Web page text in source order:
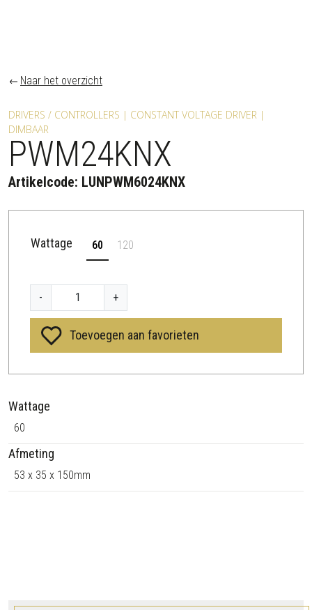
Naar het overzicht
DRIVERS / CONTROLLERS | CONSTANT VOLTAGE DRIVER |
DIMBAAR
PWM24KNX
Artikelcode: LUNPWM6024KNX
Wattage 60 120
-
W
K
X
a
n
t
a
+
Toevoegen aan favorieten
Wattage
60
Afmeting
53 x 35 x 150mm